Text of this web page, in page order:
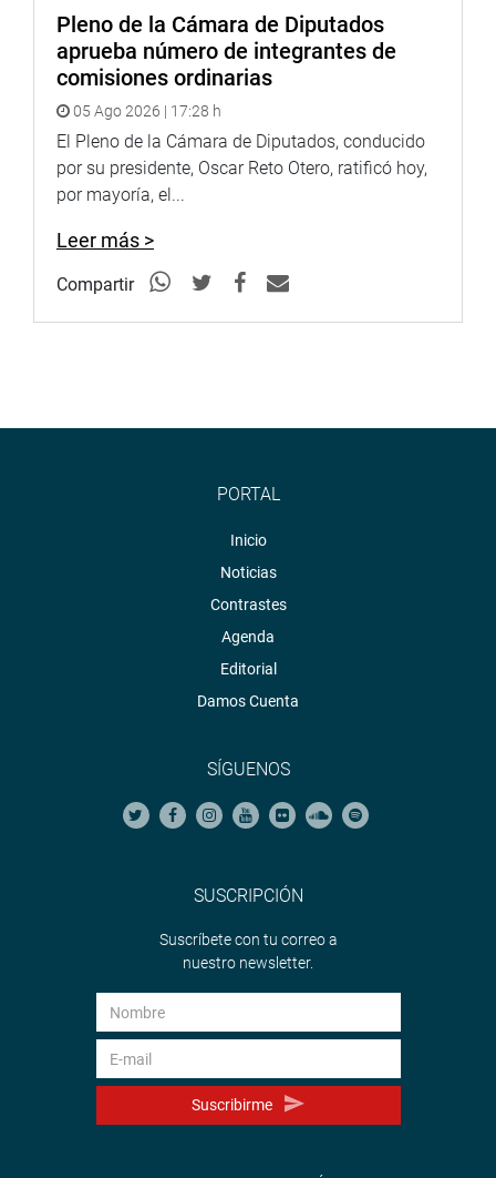
Pleno de la Cámara de Diputados
aprueba número de integrantes de
comisiones ordinarias
05 Ago 2026 | 17:28 h
El Pleno de la Cámara de Diputados, conducido
por su presidente, Oscar Reto Otero, ratificó hoy,
por mayoría, el...
Leer más >
Compartir
PORTAL
Inicio
Noticias
Contrastes
Agenda
Editorial
Damos Cuenta
SÍGUENOS
SUSCRIPCIÓN
Suscríbete con tu correo a
nuestro newsletter.
Suscribirme